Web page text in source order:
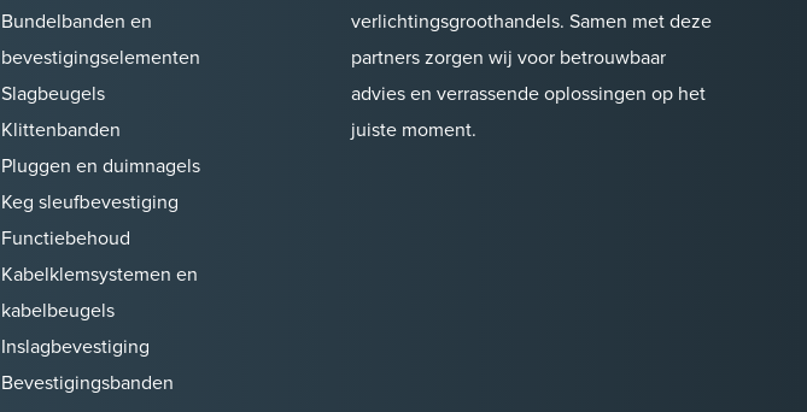
Bundelbanden en
bevestigingselementen
Slagbeugels
Klittenbanden
Pluggen en duimnagels
Keg sleufbevestiging
Functiebehoud
Kabelklemsystemen en
kabelbeugels
Inslagbevestiging
Bevestigingsbanden
verlichtingsgroothandels. Samen met deze
partners zorgen wij voor betrouwbaar
advies en verrassende oplossingen op het
juiste moment.